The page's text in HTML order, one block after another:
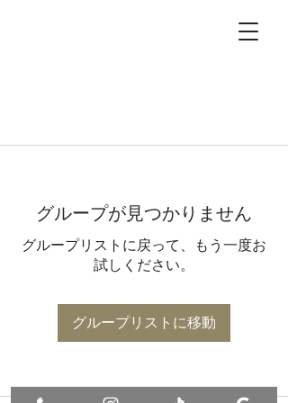
グループが見つかりません
グループリストに戻って、もう一度お
試しください。
グループリストに移動